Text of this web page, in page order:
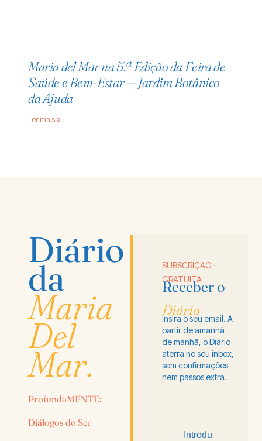
Maria del Mar na 5.ª Edição da Feira de
Saúde e Bem-Estar — Jardim Botânico
da Ajuda
Ler mais »
Diário
da
Maria
Del
Mar.
ProfundaMENTE:
Diálogos do Ser
SUBSCRIÇÃO ·
GRATUITA
Receber o
Diário
Insira o seu email. A
partir de amanhã
de manhã, o Diário
aterra no seu inbox,
sem confirmações
nem passos extra.